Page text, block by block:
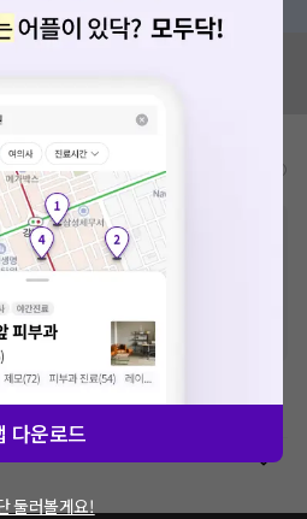
비급여/급여 진료란?
으로 실제 가격과 상이할 수 있으니, 정확
의해주세요.
평가원에 고지되어 있는 급여 진료 기준 가
다운로드
둘러볼게요!